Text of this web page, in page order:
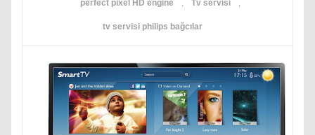
perfect pixel HD engine Tv servisi
tv servisi philips bağcılar